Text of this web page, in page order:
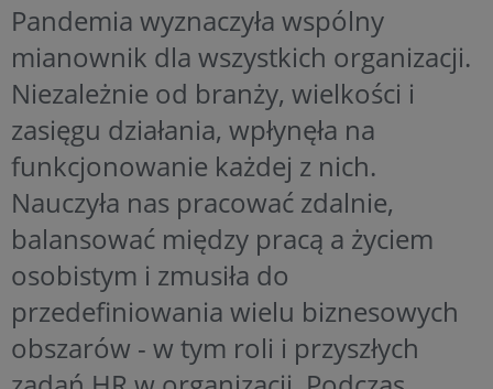
Pandemia wyznaczyła wspólny
mianownik dla wszystkich organizacji.
Niezależnie od branży, wielkości i
zasięgu działania, wpłynęła na
funkcjonowanie każdej z nich.
Nauczyła nas pracować zdalnie,
balansować między pracą a życiem
osobistym i zmusiła do
przedefiniowania wielu biznesowych
obszarów - w tym roli i przyszłych